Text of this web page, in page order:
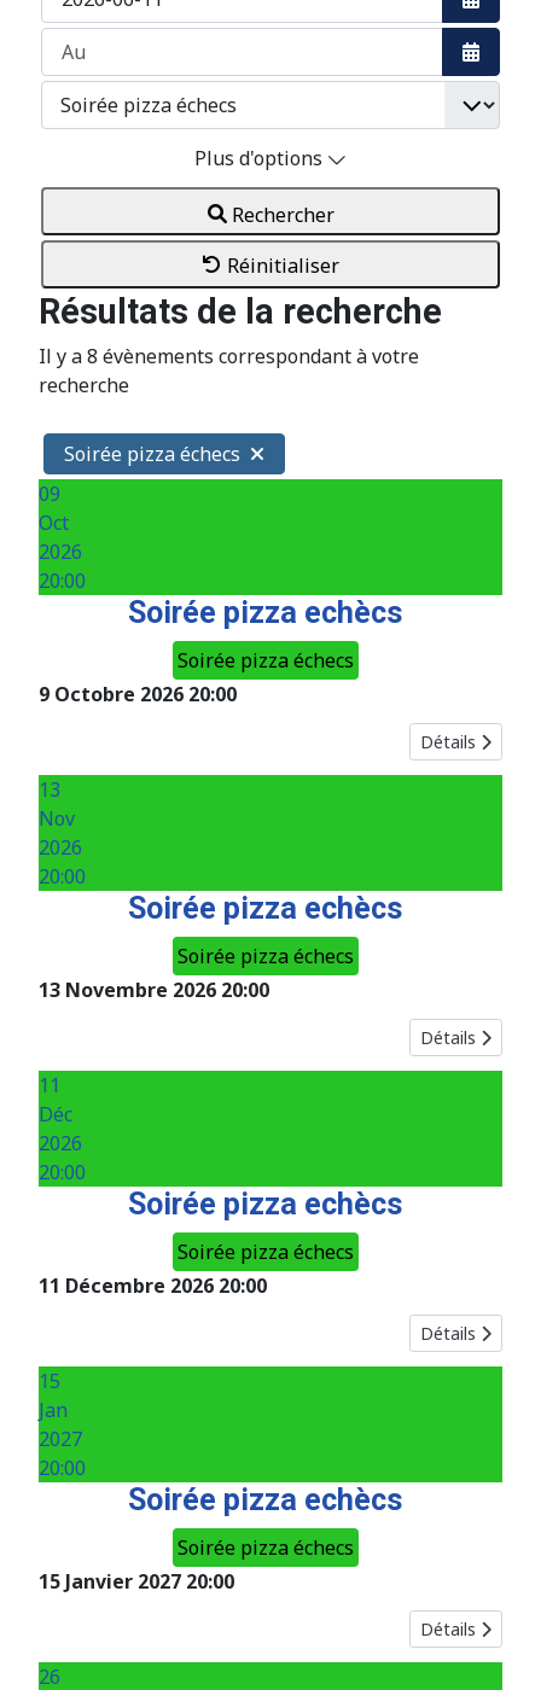
Ouvrir
Ouvrir
Plus d'options
Rechercher
Réinitialiser
Résultats de la recherche
Il y a 8 évènements correspondant à votre
recherche
Soirée pizza échecs
09
Oct
2026
20:00
Soirée pizza echècs
Soirée pizza échecs
9 Octobre 2026 20:00
Détails
13
Nov
2026
20:00
Soirée pizza echècs
Soirée pizza échecs
13 Novembre 2026 20:00
Détails
11
Déc
2026
20:00
Soirée pizza echècs
Soirée pizza échecs
11 Décembre 2026 20:00
Détails
15
Jan
2027
20:00
Soirée pizza echècs
Soirée pizza échecs
15 Janvier 2027 20:00
Détails
26